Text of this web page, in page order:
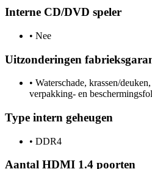
Interne CD/DVD speler
• Nee
Uitzonderingen
• Waterschade, krassen/
verpakking- en
Type intern geheugen
• DDR4
Aantal HDMI 1.4 poorten